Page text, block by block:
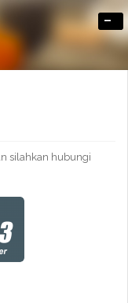
-
silahkan hubungi